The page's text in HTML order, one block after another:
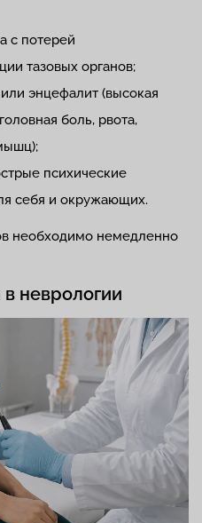
с потерей
тазовых органов;
энцефалит (высокая
боль, рвота,
психические
себя и окружающих.
необходимо немедленно
неврологии